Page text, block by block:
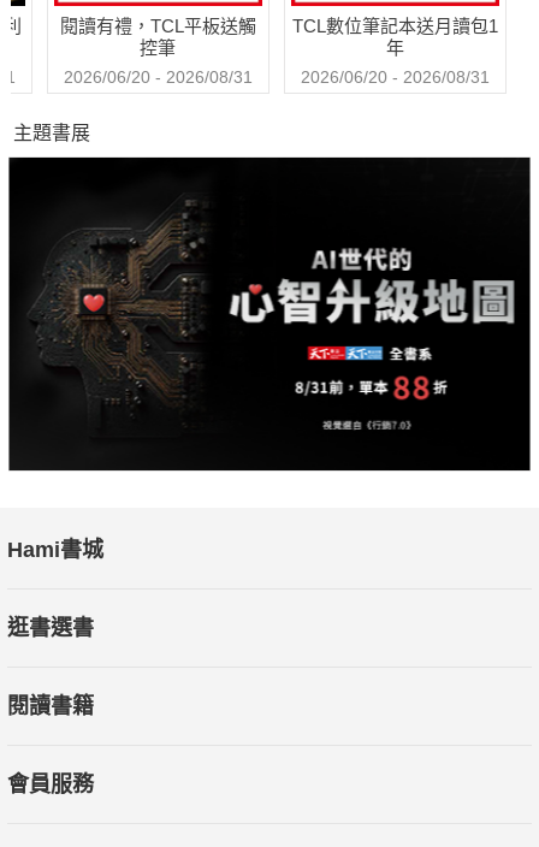
011 編輯室報告
017 在一起╱台東詩歌節 逛逛看╱李瑾倫 背著走╱陳又
津 借你抱╱林達陽
078 專欄 角田光代╱韓少功╱黃麗群╱董啟章╱賴香吟
090 作品刊登 鯨向海╱廖鴻基╱陳芳明╱蔡雨杉
106 聯文選書
108 文學快訊 英國╱法國╱德國╱義大利╱墨西哥╱日本╱中
國╱台灣文學巡禮
114 藝文精選
展覽╱劇場╱音樂╱電影╱國光《小劇場．大夢想Ⅱ—國光劇團
《賣鬼狂想》》╱果陀劇場《淡水小鎮》梁志民導演專訪╱高美
館「典藏奇遇記：藝享天開詩與樂」黃明川導演影音製作後感
126 聯文講堂 鯨向海
閱讀有禮，TCL平板送觸
控筆
2026/06/20 - 2026/08/31
TCL數位筆記本送月讀包1
年
2026/06/20 - 2026/08/31
主題書展
Hami書城
逛書選書
閱讀書籍
會員服務